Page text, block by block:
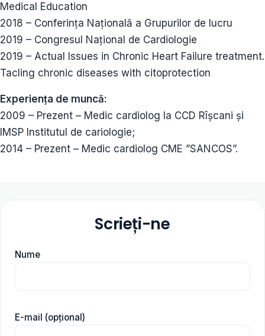
Medical Education
2018 – Conferința Națională a Grupurilor de lucru
2019 – Congresul Național de Cardiologie
2019 – Actual Issues in Chronic Heart Failure treatment.
Tacling chronic diseases with citoprotection
Experiența de muncă:
2009 – Prezent – Medic cardiolog la CCD Rîșcani și
IMSP Institutul de cariologie;
2014 – Prezent – Medic cardiolog CME ”SANCOS”.
Scrieți-ne
Nume
E-mail (opțional)